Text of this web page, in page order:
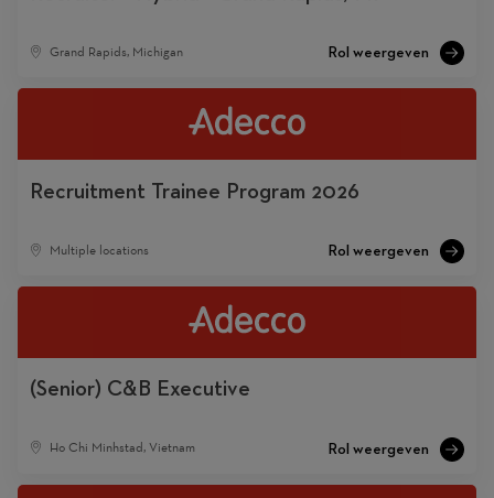
Grand Rapids, Michigan
Recruitment Trainee Program 2026
Multiple locations
(Senior) C&B Executive
Ho Chi Minhstad, Vietnam